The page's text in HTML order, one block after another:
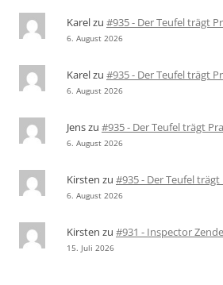
Karelzu #935 - Der Teufel trägt
6. August 2026
Karelzu #935 - Der Teufel trägt
6. August 2026
Jenszu #935 - Der Teufel trägt
6. August 2026
Kirsten zu #935 - Der Teufel trägt
6. August 2026
Kirsten zu #931 - Inspector Zende
15. Juli 2026